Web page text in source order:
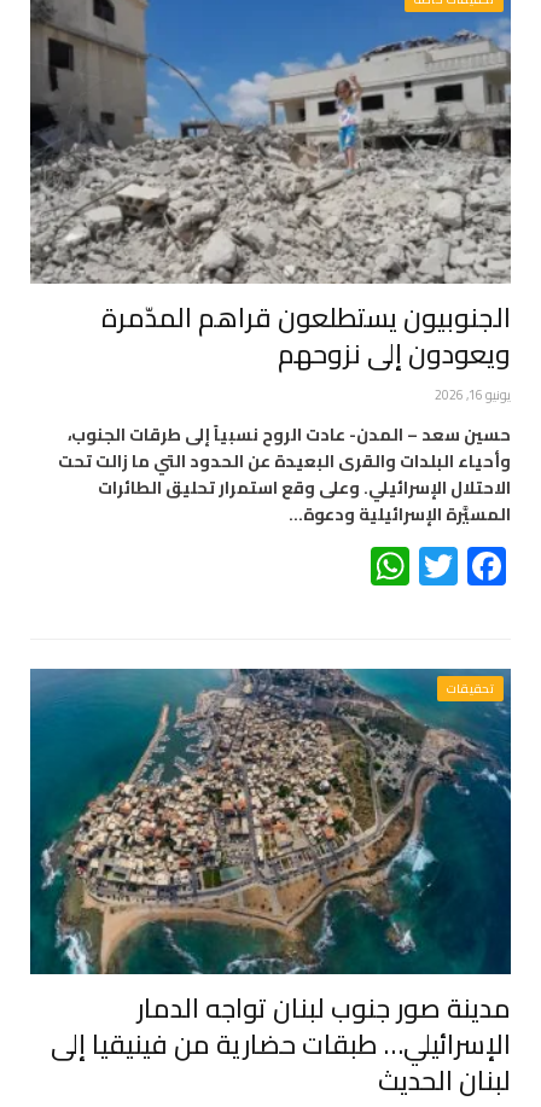
الجنوبيون يستطلعون قراهم المدّمرة
ويعودون إلى نزوحهم
يونيو 16, 2026
حسين سعد – المدن- عادت الروح نسبياً إلى طرقات الجنوب،
وأحياء البلدات والقرى البعيدة عن الحدود التي ما زالت تحت
الاحتلال الإسرائيلي. وعلى وقع استمرار تحليق الطائرات
المسيَّرة الإسرائيلية ودعوة…
Facebook
Twitter
تحقيقات
مدينة صور جنوب لبنان تواجه الدمار
الإسرائيلي… طبقات حضارية من فينيقيا إلى
لبنان الحديث